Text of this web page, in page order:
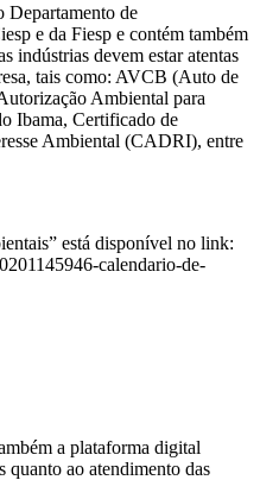
Departamento de
e da Fiesp e contém também
indústrias devem estar atentas
tais como: AVCB (Auto de
Ambiental para
Ibama, Certificado de
Ambiental (CADRI), entre
está disponível no link:
calendario-de-
a plataforma digital
quanto ao atendimento das